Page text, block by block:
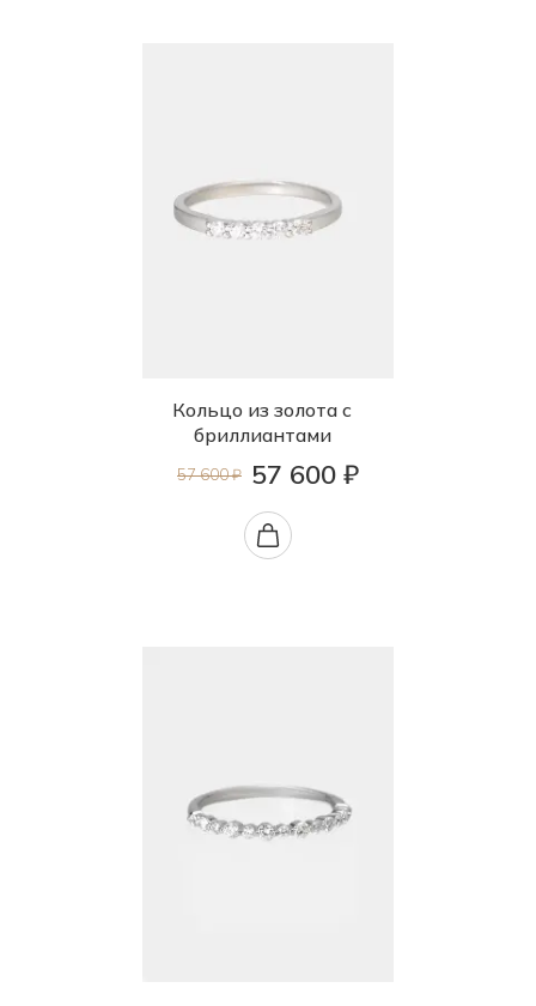
Кольцо из золота с
бриллиантами
57 600 ₽ 57 600 ₽